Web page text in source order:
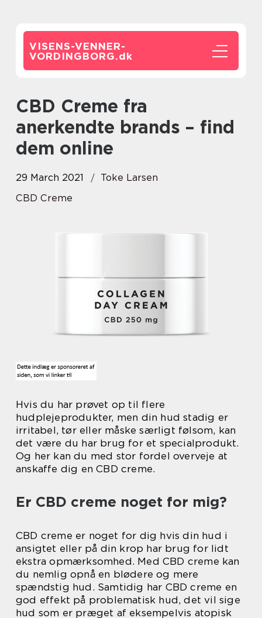
VISENS-VENNER-
VORDINGBORG.dk
CBD Creme fra
anerkendte brands – find
dem online
29 March 2021
Toke Larsen
CBD Creme
Hvis du har prøvet op til flere
hudplejeprodukter, men din hud stadig er
irritabel, tør eller måske særligt følsom, kan
det være du har brug for et specialprodukt.
Og her kan du med stor fordel overveje at
anskaffe dig en CBD creme.
Er CBD creme noget for mig?
CBD creme er noget for dig hvis din hud i
ansigtet eller på din krop har brug for lidt
ekstra opmærksomhed. Med CBD creme kan
du nemlig opnå en blødere og mere
spændstig hud. Samtidig har CBD creme en
god effekt på problematisk hud, det vil sige
hud som er præget af eksempelvis atopisk